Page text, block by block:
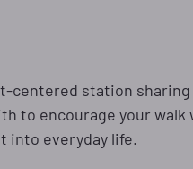
station
to encourage your walk
into everyday life.